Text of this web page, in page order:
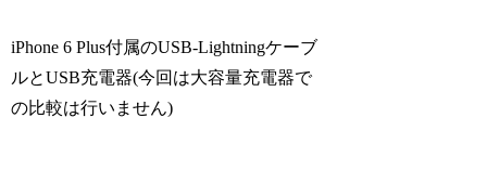
iPhone 6 Plus付属のUSB-Lightningケーブ
ルとUSB充電器(今回は大容量充電器で
の比較は行いません)